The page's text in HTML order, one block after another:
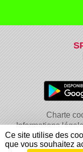
Charte
Informations
Ce site utilise des
que vous souhaitez